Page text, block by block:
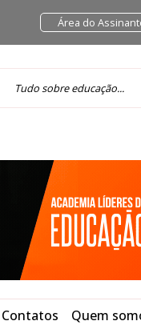
Área do
Contatos Quem